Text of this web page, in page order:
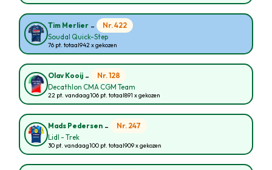
Tim Merlier - Nr. 422
Soudal Quick-Step
76 pt. totaal942 x gekozen
Olav Kooij - Nr. 128
Decathlon CMA CGM Team
22 pt. vandaag106 pt. totaal891 x gekozen
Mads Pedersen - Nr. 247
Lidl - Trek
30 pt. vandaag100 pt. totaal909 x gekozen